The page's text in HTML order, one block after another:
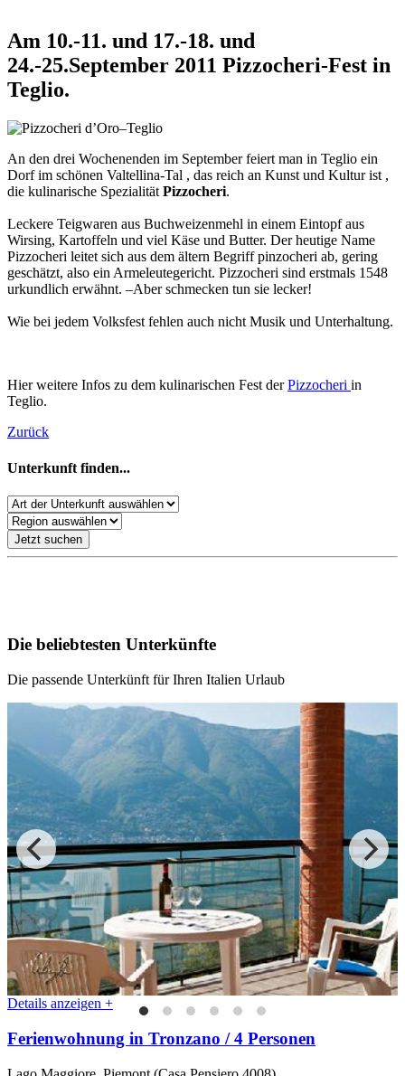
Am 10.-11. und 17.-18. und
24.-25.September 2011 Pizzocheri-Fest in
Teglio.
An den drei Wochenenden im September feiert man in Teglio ein
Dorf im schönen Valtellina-Tal , das reich an Kunst und Kultur ist ,
die kulinarische Spezialität Pizzocheri.
Leckere Teigwaren aus Buchweizenmehl in einem Eintopf aus
Wirsing, Kartoffeln und viel Käse und Butter. Der heutige Name
Pizzocheri leitet sich aus dem ältern Begriff pinzocheri ab, gering
geschätzt, also ein Armeleutegericht. Pizzocheri sind erstmals 1548
urkundlich erwähnt. –Aber schmecken tun sie lecker!
Wie bei jedem Volksfest fehlen auch nicht Musik und Unterhaltung.
Hier weitere Infos zu dem kulinarischen Fest derPizzocheri in
Teglio.
Zurück
Unterkunft finden...
Jetzt suchen
Die beliebtesten Unterkünfte
Die passende Unterkünft für Ihren Italien Urlaub
Details anzeigen +
Ferienwohnung in Tronzano / 4 Personen